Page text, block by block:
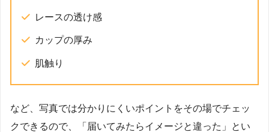
レースの透け感
カップの厚み
肌触り
など、写真では分かりにくいポイントをその場でチェッ
クできるので、「届いてみたらイメージと違った」とい